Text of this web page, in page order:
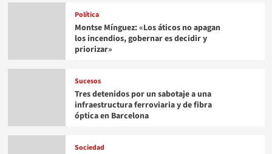
Política
Montse Mínguez: «Los áticos no apagan
los incendios, gobernar es decidir y
priorizar»
Sucesos
Tres detenidos por un sabotaje a una
infraestructura ferroviaria y de fibra
óptica en Barcelona
Sociedad